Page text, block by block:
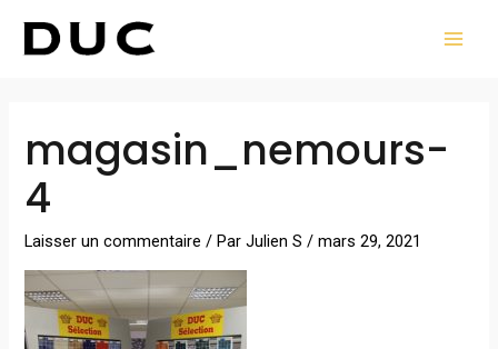
magasin_nemours-
4
Laisser un commentaire / ParJulien S/mars 29, 2021